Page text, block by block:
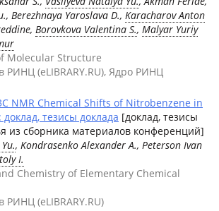
Berezhnaya Yaroslava D., Karacharov Anton
Borovkova Valentina S., Malyar Yuriy
Molecular Structure
РИНЦ (eLIBRARY.RU), Ядро РИНЦ
NMR Chemical Shifts of Nitrobenzene in
тезисы доклада [доклад, тезисы
из сборника материалов конференций]
, Kondrasenko Alexander A., Peterson Ivan
I.
Chemistry of Elementary Chemical
РИНЦ (eLIBRARY.RU)